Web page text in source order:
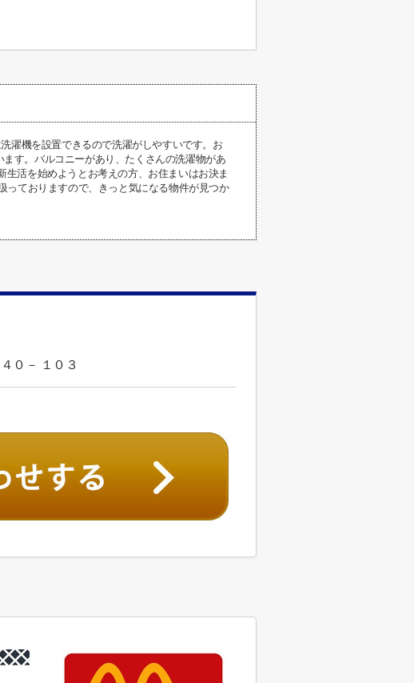
濯機を設置できるので洗濯がしやすいです。お
す。バルコニーがあり、たくさんの洗濯物があ
活を始めようとお考えの方、お住まいはお決ま
っておりますので、きっと気になる物件が見つか
０－ １０３